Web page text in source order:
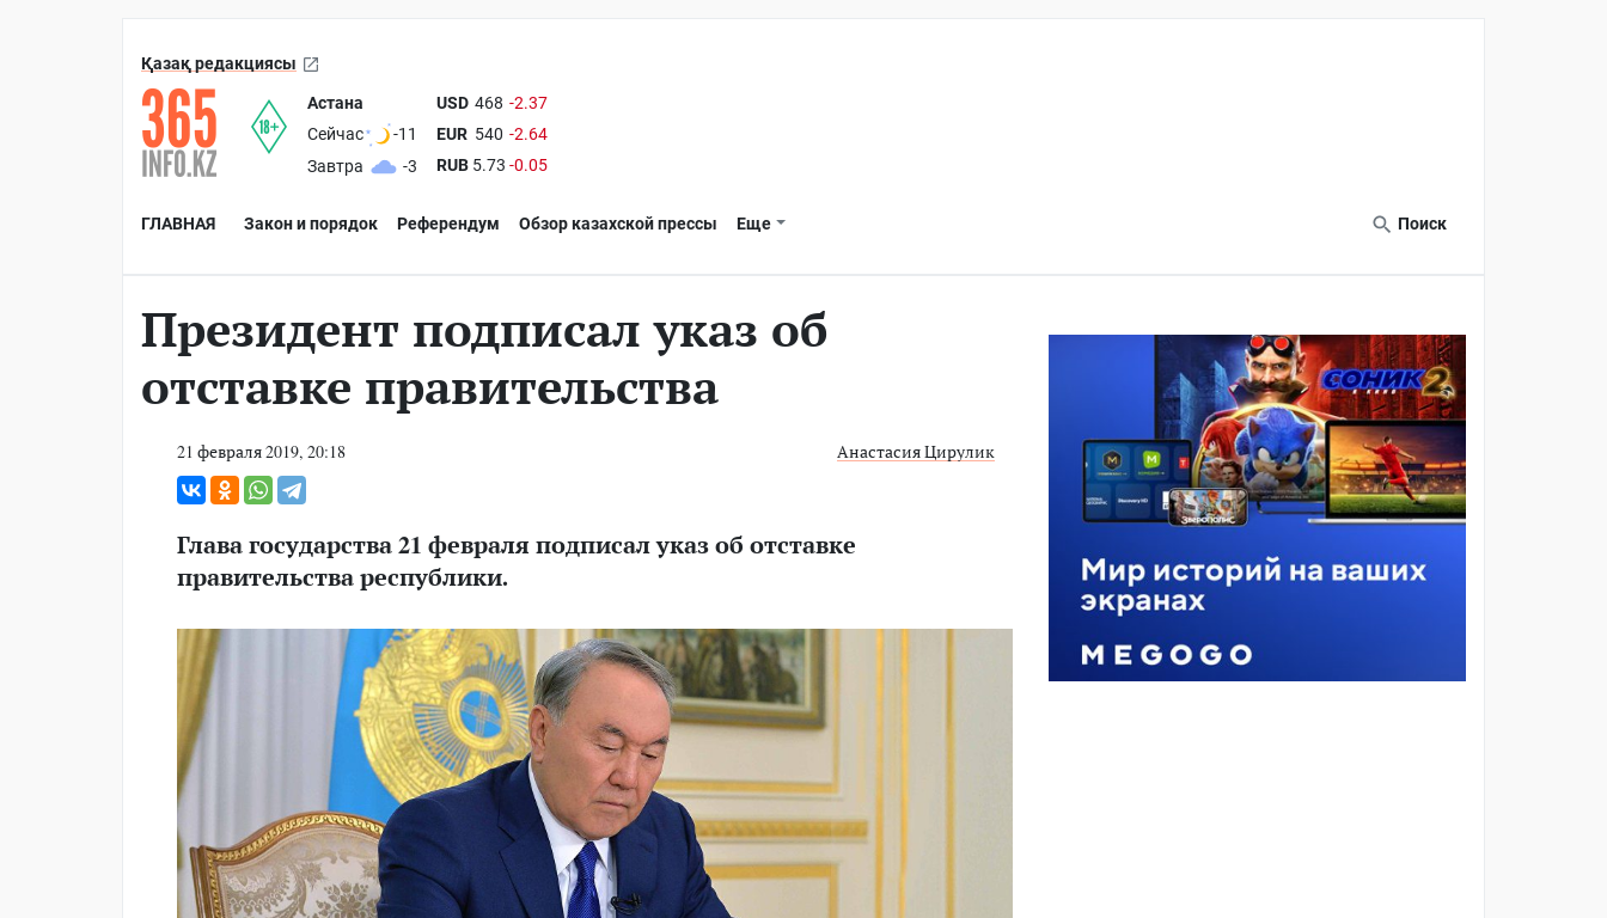
Қазақ редакциясы
Астана
Сейчас
-11
Завтра
-3
USD 468 -2.37
EUR 540 -2.64
RUB 5.73 -0.05
ГЛАВНАЯ Закон и порядок Референдум Обзор казахской прессы Еще Поиск
Президент подписал указ об
отставке правительства
21 февраля 2019, 20:18 Анастасия Цирулик
Глава государства 21 февраля подписал указ об отставке
правительства республики.